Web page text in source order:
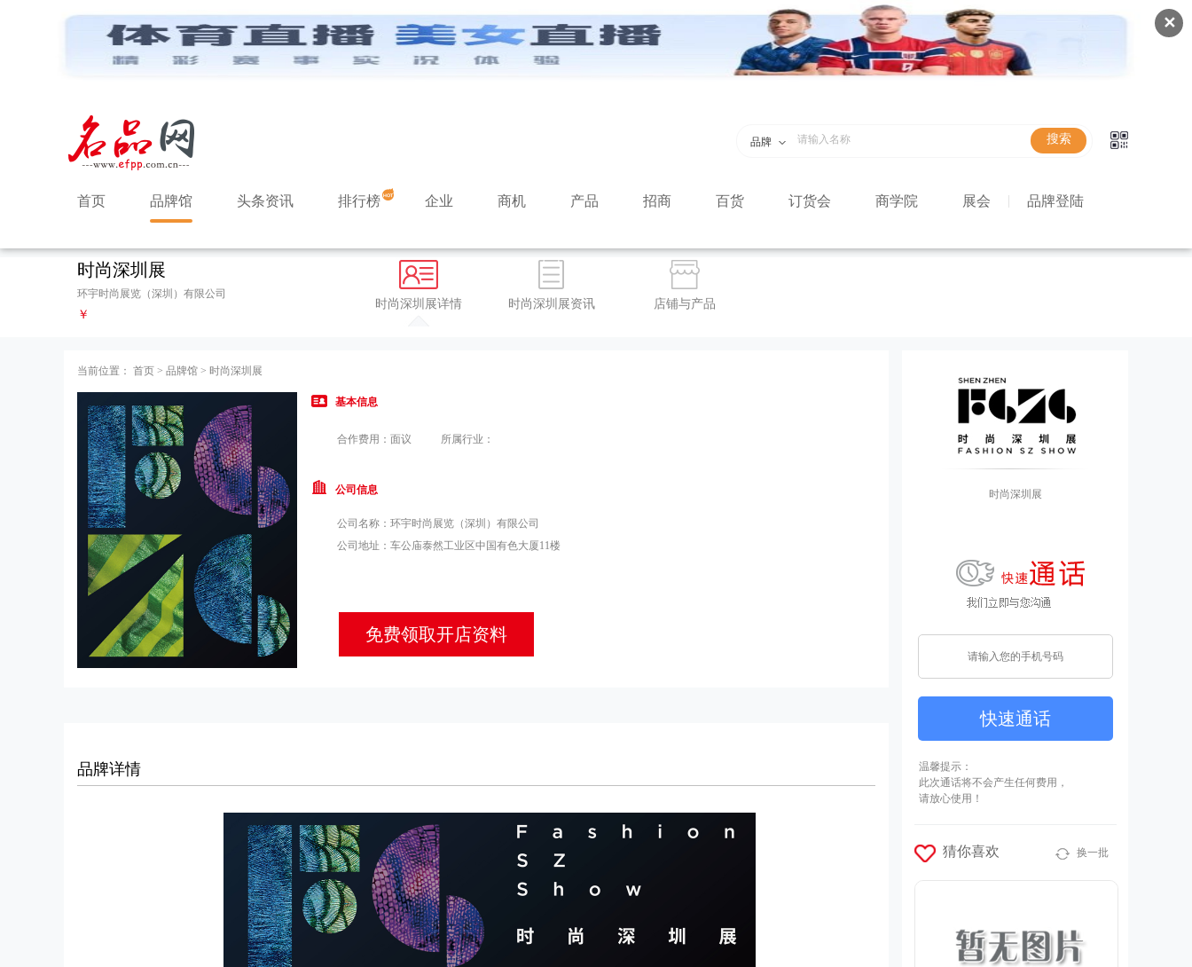
✕
品牌
首页 品牌馆 头条资讯 排行榜 企业 商机 产品 招商 百货 订货会 商学院 展会 品牌登陆
时尚深圳展
环宇时尚展览（深圳）有限公司
￥
时尚深圳展详情 时尚深圳展资讯 店铺与产品
当前位置： 首页 > 品牌馆 > 时尚深圳展
基本信息
合作费用：面议 所属行业：
公司信息
公司名称： 环宇时尚展览（深圳）有限公司
公司地址： 车公庙泰然工业区中国有色大厦11楼
免费领取开店资料
品牌详情
时尚深圳展
快速通话
温馨提示：
此次通话将不会产生任何费用，
请放心使用！
猜你喜欢 换一批